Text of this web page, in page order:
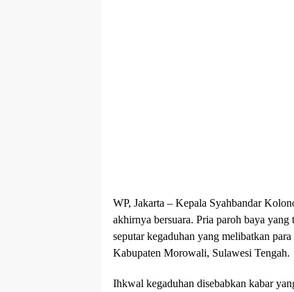
WP, Jakarta – Kepala Syahbandar
akhirnya bersuara. Pria paroh baya
seputar kegaduhan yang melibatkan
Kabupaten Morowali, Sulawesi Tengah.
Ihkwal kegaduhan disebabkan kabar